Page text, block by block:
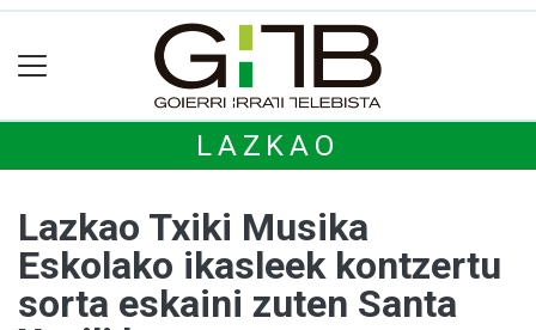
LAZKAO
Lazkao Txiki Musika
Eskolako ikasleek kontzertu
sorta eskaini zuten Santa